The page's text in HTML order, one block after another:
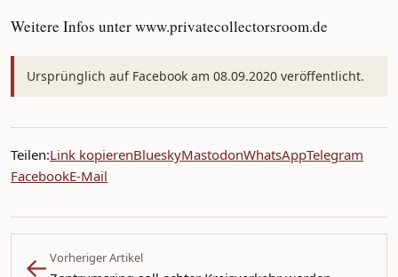
Weitere Infos unter www.privatecollectorsroom.de
Ursprünglich auf Facebook am 08.09.2020 veröffentlicht.
Teilen:Link kopierenBlueskyMastodonWhatsAppTelegram
FacebookE-Mail
← Vorheriger Artikel